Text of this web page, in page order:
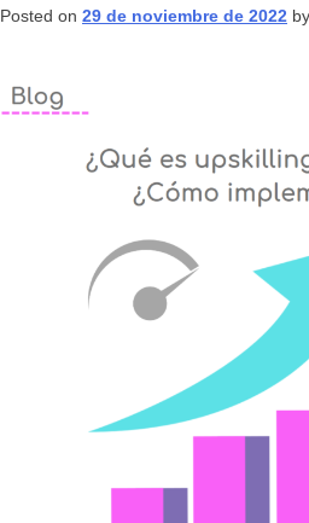
Posted on 29 de noviembre de 2022 by